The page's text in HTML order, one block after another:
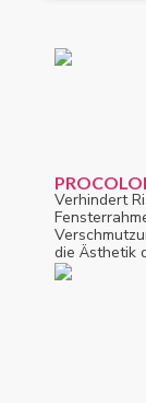
Verhindert
die Ästhetik